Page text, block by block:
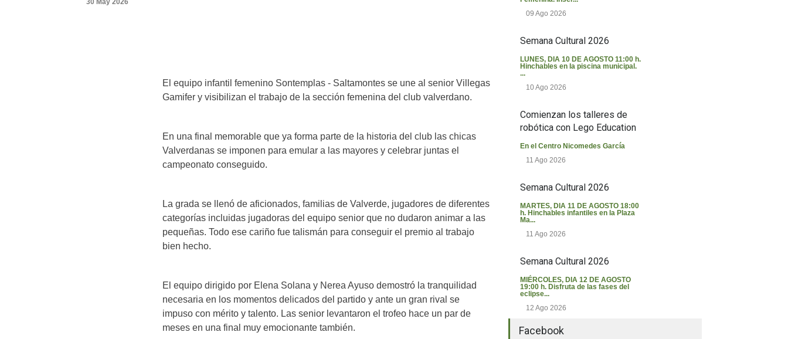
30 May 2026
El equipo infantil femenino Sontemplas - Saltamontes se une al senior Villegas
Gamifer y visibilizan el trabajo de la sección femenina del club valverdano.
En una final memorable que ya forma parte de la historia del club las chicas
Valverdanas se imponen para emular a las mayores y celebrar juntas el
campeonato conseguido.
La grada se llenó de aficionados, familias de Valverde, jugadores de diferentes
categorías incluidas jugadoras del equipo senior que no dudaron animar a las
pequeñas. Todo ese cariño fue talismán para conseguir el premio al trabajo
bien hecho.
El equipo dirigido por Elena Solana y Nerea Ayuso demostró la tranquilidad
necesaria en los momentos delicados del partido y ante un gran rival se
impuso con mérito y talento. Las senior levantaron el trofeo hace un par de
meses en una final muy emocionante también.
09 Ago 2026
Semana Cultural 2026
LUNES, DIA 10 DE AGOSTO 11:00 h.
Hinchables en la piscina municipal.
...
10 Ago 2026
Comienzan los talleres de
robótica con Lego Education
En el Centro Nicomedes García
11 Ago 2026
Semana Cultural 2026
MARTES, DIA 11 DE AGOSTO 18:00
h. Hinchables infantiles en la Plaza
Ma...
11 Ago 2026
Semana Cultural 2026
MIÉRCOLES, DIA 12 DE AGOSTO
19:00 h. Disfruta de las fases del
eclipse...
12 Ago 2026
Facebook